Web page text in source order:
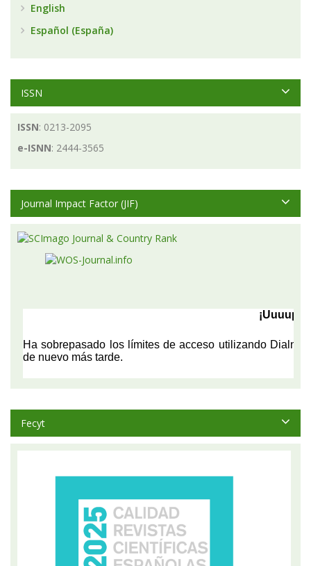
English
Español (España)
ISSN
ISSN: 0213-2095
e-ISNN: 2444-3565
Journal Impact Factor (JIF)
Fecyt